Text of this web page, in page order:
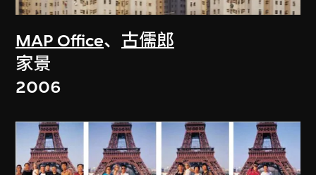
MAP Office、 古儒郎
家景
2006